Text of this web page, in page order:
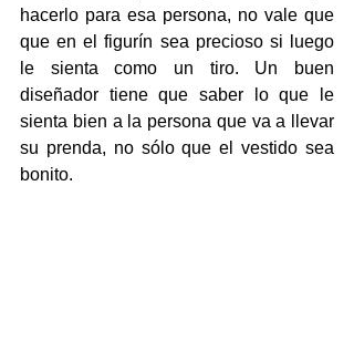
hacerlo para esa persona, no vale que
que en el figurín sea precioso si luego
le sienta como un tiro. Un buen
diseñador tiene que saber lo que le
sienta bien a la persona que va a llevar
su prenda, no sólo que el vestido sea
bonito.